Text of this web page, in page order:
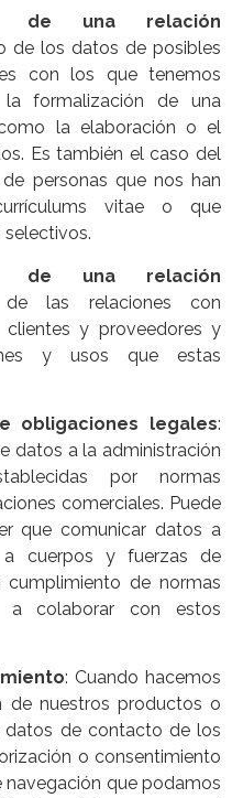
de una relación
de los datos de posibles
con los que tenemos
formalización de una
la elaboración o el
Es también el caso del
personas que nos han
vitae o que
de una relación
las relaciones con
clientes y proveedores y
y usos que estas
obligaciones legales:
datos a la administración
por normas
comerciales. Puede
que comunicar datos a
a cuerpos y fuerzas de
cumplimiento de normas
a colaborar con estos
: Cuando hacemos
de nuestros productos o
datos de contacto de los
o consentimiento
que podamos